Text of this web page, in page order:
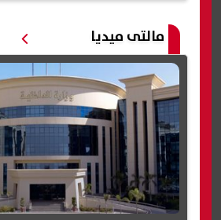
مالتى ميديا